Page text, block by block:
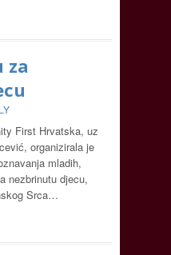
za
First Hrvatska, uz
organizirala je
mladih,
nezbrinutu djecu,
Srca…